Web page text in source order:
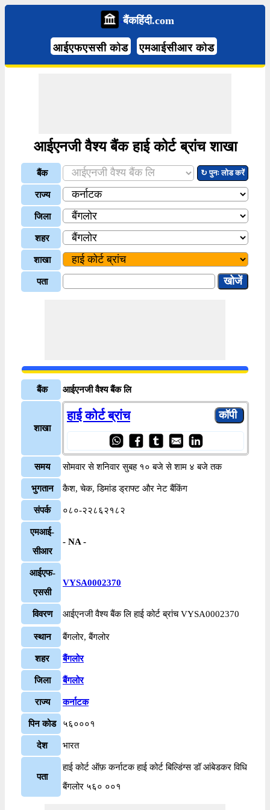
बैंकहिंदी.com
आईएफएससी कोड एमआईसीआर कोड
आईएनजी वैश्य बैंक हाई कोर्ट ब्रांच शाखा
बैंक ↻ पुनः लोड करें
राज्य
जिला
शहर
शाखा
पता
बैंक आईएनजी वैश्य बैंक लि
शाखा
हाई कोर्ट ब्रांच
समय सोमवार से शनिवार सुबह १० बजे से शाम ४ बजे तक
भुगतान कैश, चेक, डिमांड ड्राफ्ट और नेट बैंकिंग
संपर्क ०८०-२२८६२१८२
एमआई-
सीआर
- NA -
आईएफ-
एससी
VYSA0002370
विवरण आईएनजी वैश्य बैंक लि हाई कोर्ट ब्रांच VYSA0002370
स्थान बैंगलोर, बैंगलोर
शहर बैंगलोर
जिला बैंगलोर
राज्य कर्नाटक
पिन कोड ५६०००१
देश भारत
पता
हाई कोर्ट ऑफ़ कर्नाटक हाई कोर्ट बिल्डिंग्स डॉ आंबेडकर विधि
बैंगलोर ५६० ००१